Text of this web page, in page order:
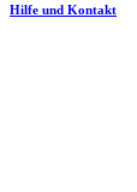
Hilfe und Kontakt